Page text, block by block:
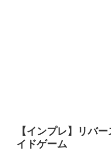
【インプレ】リバ
イドゲーム